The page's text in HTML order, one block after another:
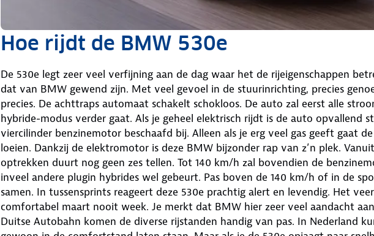
Hoe rijdt de BMW 530e
De 530e legt zeer veel verfijning aan de dag waar het de rijeigenschappen
dat van BMW gewend zijn. Met veel gevoel in de stuurinrichting, precies
precies. De achttraps automaat schakelt schokloos. De auto zal eerst alle
hybride-modus verder gaat. Als je geheel elektrisch rijdt is de auto opvallend
viercilinder benzinemotor beschaafd bij. Alleen als je erg veel gas geeft gaat
loeien. Dankzij de elektromotor is deze BMW bijzonder rap van z’n plek.
optrekken duurt nog geen zes tellen. Tot 140 km/h zal bovendien de
inveel andere plugin hybrides wel gebeurt. Pas boven de 140 km/h of in de
samen. In tussensprints reageert deze 530e prachtig alert en levendig. Het
comfortabel maart nooit week. Je merkt dat BMW hier zeer veel aandacht
Duitse Autobahn komen de diverse rijstanden handig van pas. In Nederland